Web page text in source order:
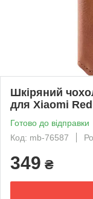
Шкіряний
для Xiaomi
Готово до відправки
Код: mb-76587
349 ₴